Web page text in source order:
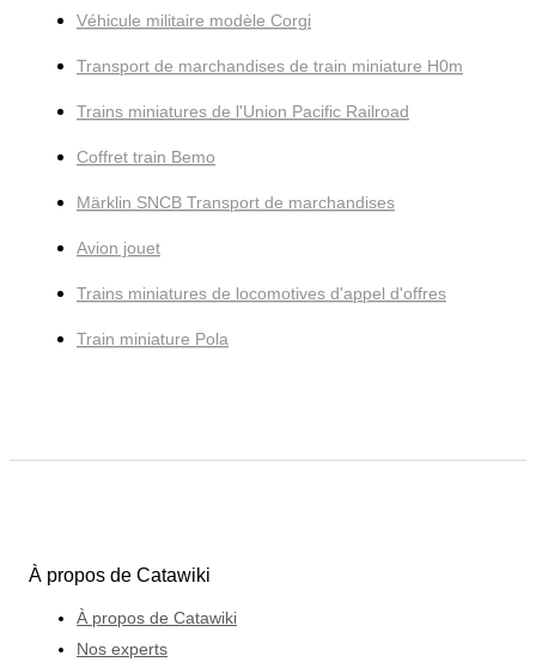
Véhicule militaire modèle Corgi
Transport de marchandises de train miniature H0m
Trains miniatures de l'Union Pacific Railroad
Coffret train Bemo
Märklin SNCB Transport de marchandises
Avion jouet
Trains miniatures de locomotives d'appel d'offres
Train miniature Pola
À propos de Catawiki
À propos de Catawiki
Nos experts